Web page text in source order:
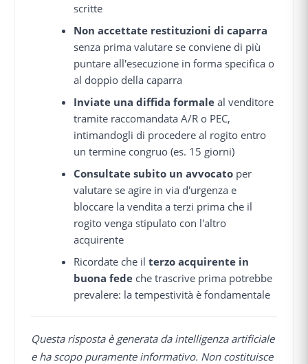
scritte
Non accettate restituzioni di caparra
senza prima valutare se conviene di più
puntare all'esecuzione in forma specifica o
al doppio della caparra
Inviate una diffida formale al venditore
tramite raccomandata A/R o PEC,
intimandogli di procedere al rogito entro
un termine congruo (es. 15 giorni)
Consultate subito un avvocato per
valutare se agire in via d'urgenza e
bloccare la vendita a terzi prima che il
rogito venga stipulato con l'altro
acquirente
Ricordate che ilterzo acquirente in
buona fede che trascrive prima potrebbe
prevalere: la tempestività è fondamentale
Questa risposta è generata da intelligenza artificiale
e ha scopo puramente informativo. Non costituisce